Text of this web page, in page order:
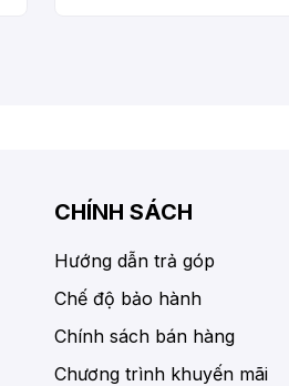
CHÍNH SÁCH
Hướng dẫn trả góp
Chế độ bảo hành
Chính sách bán hàng
Chương trình khuyến mãi